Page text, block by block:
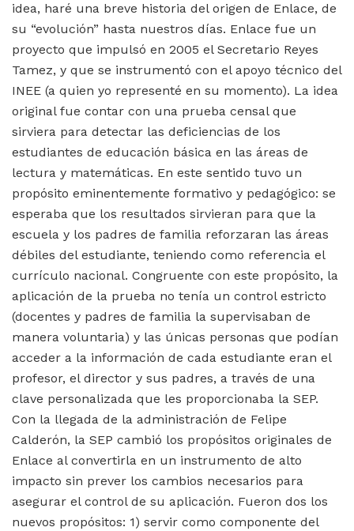
idea, haré una breve historia del origen de Enlace, de
su “evolución” hasta nuestros días. Enlace fue un
proyecto que impulsó en 2005 el Secretario Reyes
Tamez, y que se instrumentó con el apoyo técnico del
INEE (a quien yo representé en su momento). La idea
original fue contar con una prueba censal que
sirviera para detectar las deficiencias de los
estudiantes de educación básica en las áreas de
lectura y matemáticas. En este sentido tuvo un
propósito eminentemente formativo y pedagógico: se
esperaba que los resultados sirvieran para que la
escuela y los padres de familia reforzaran las áreas
débiles del estudiante, teniendo como referencia el
currículo nacional. Congruente con este propósito, la
aplicación de la prueba no tenía un control estricto
(docentes y padres de familia la supervisaban de
manera voluntaria) y las únicas personas que podían
acceder a la información de cada estudiante eran el
profesor, el director y sus padres, a través de una
clave personalizada que les proporcionaba la SEP.
Con la llegada de la administración de Felipe
Calderón, la SEP cambió los propósitos originales de
Enlace al convertirla en un instrumento de alto
impacto sin prever los cambios necesarios para
asegurar el control de su aplicación. Fueron dos los
nuevos propósitos: 1) servir como componente del